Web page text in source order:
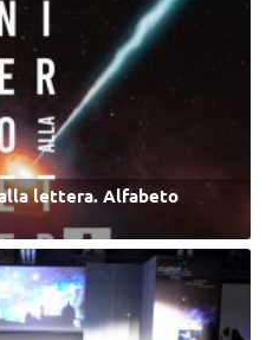
alla lettera. Alfabeto